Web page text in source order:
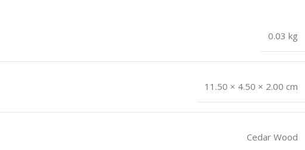
0.03 kg
11.50 × 4.50 × 2.00 cm
Cedar Wood